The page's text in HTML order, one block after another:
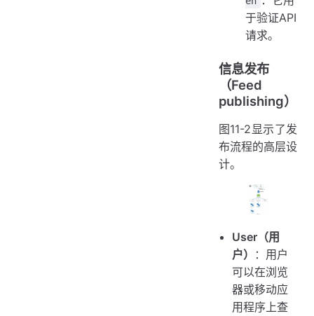
于验证API
请求。
信息发布
（Feed
publishing）
图11-2显示了发
布流程的高层设
计。
User（用
户）
：用户
可以在浏览
器或移动应
用程序上查